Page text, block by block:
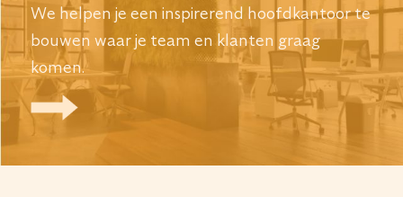
We helpen je een inspirerend hoofdkantoor te
bouwen waar je team en klanten graag
komen.